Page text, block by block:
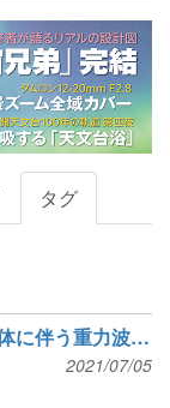
タグ
中性子星とブラックホールの合体に伴う重力波を初観測
2021/07/05